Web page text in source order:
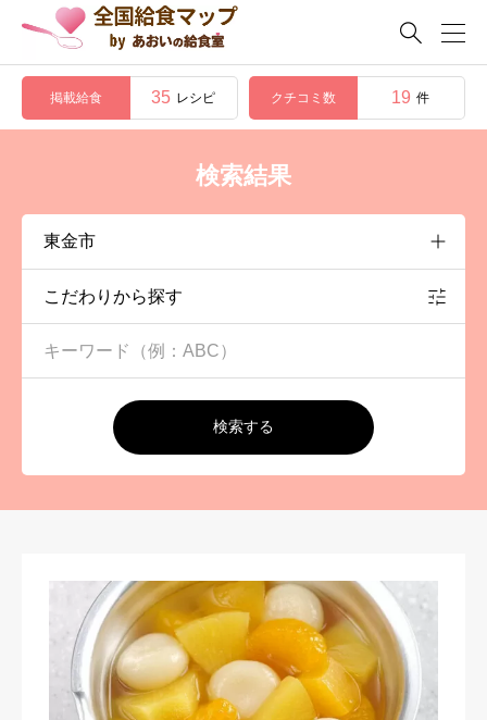

掲載給食 35 レシピ クチコミ数 19 件
検索結果
こだわりから探す
検索する